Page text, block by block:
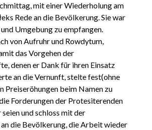
mit einer Wiederholung am
Rede an die Bevölkerung. Sie war
Umgebung zu empfangen.
von Aufruhr und Rowdytum,
das Vorgehen der
denen er Dank für ihren Einsatz
an die Vernunft, stelte fest(ohne
Preiseröhungen beim Namen zu
Forderungen der Protesiterenden
und schloss mit der
die Bevölkerung, die Arbeit wieder